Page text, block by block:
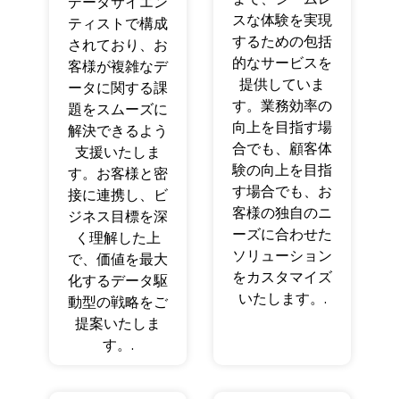
ティストで構成
されており、お
客様が複雑なデ
ータに関する課
題をスムーズに
解決できるよう
支援いたしま
す。お客様と密
接に連携し、ビ
ジネス目標を深
く理解した上
で、価値を最大
化するデータ駆
動型の戦略をご
提案いたしま
す。.
スな体験を実現
するための包括
的なサービスを
提供していま
す。業務効率の
向上を目指す場
合でも、顧客体
験の向上を目指
す場合でも、お
客様の独自のニ
ーズに合わせた
ソリューション
をカスタマイズ
いたします。.